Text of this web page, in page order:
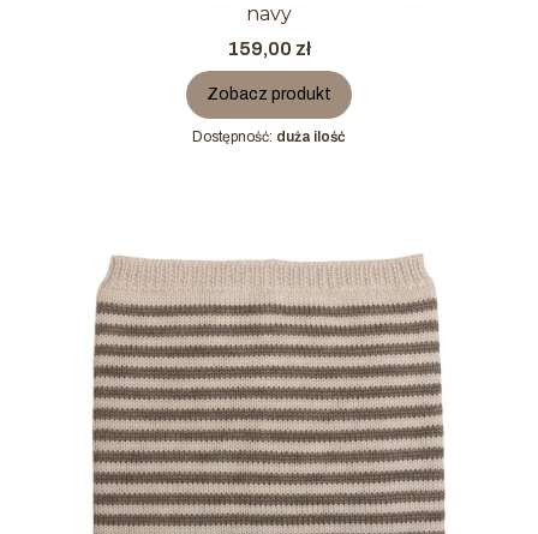
navy
Cena
159,00 zł
Zobacz produkt
Dostępność: duża ilość